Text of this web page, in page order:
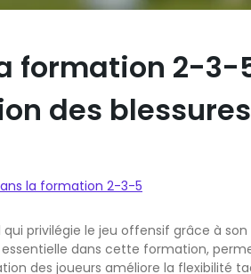
formation 2-3-
des blessures
la formation 2-3-5
privilégie le jeu offensif grâce à
dans cette formation,
des joueurs améliore la flexibilité